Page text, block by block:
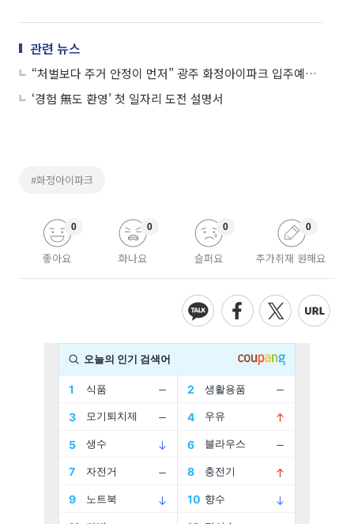
관련 뉴스
“처벌보다 주거 안정이 먼저” 광주 화정아이파크 입주예정자…오세훈 시장에 ‘HDC현산 선처’ 탄원
‘경험 無도 환영’ 첫 일자리 도전 설명서
#화정아이파크
좋아요
0
화나요
0
슬퍼요
0
추가취재 원해요
0